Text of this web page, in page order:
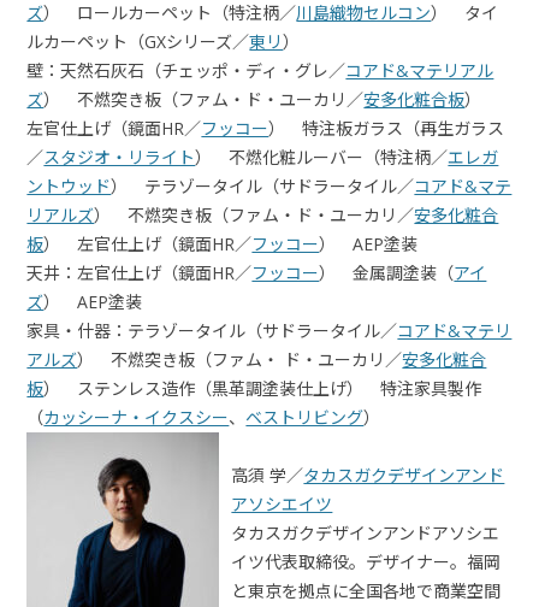
ズ） ロールカーペット（特注柄／川島織物セルコン） タイ
ルカーペット（GXシリーズ／東リ）
壁：天然石灰石（チェッポ・ディ・グレ／コアド&マテリアル
ズ） 不燃突き板（ファム・ド・ユーカリ／安多化粧合板）
左官仕上げ（鏡面HR／フッコー） 特注板ガラス（再生ガラス
／スタジオ・リライト） 不燃化粧ルーバー（特注柄／エレガ
ントウッド） テラゾータイル（サドラータイル／コアド&マテ
リアルズ） 不燃突き板（ファム・ド・ユーカリ／安多化粧合
板） 左官仕上げ（鏡面HR／フッコー） AEP塗装
天井：左官仕上げ（鏡面HR／フッコー） 金属調塗装（アイ
ズ） AEP塗装
家具・什器：テラゾータイル（サドラータイル／コアド&マテリ
アルズ） 不燃突き板（ファム・ ド・ユーカリ／安多化粧合
板） ステンレス造作（黒革調塗装仕上げ） 特注家具製作
（カッシーナ・イクスシー、 ベストリビング）
高須 学／タカスガクデザインアンド
アソシエイツ
タカスガクデザインアンドアソシエ
イツ代表取締役。デザイナー。福岡
と東京を拠点に全国各地で商業空間